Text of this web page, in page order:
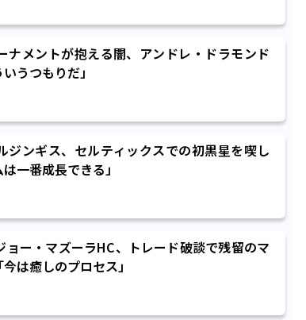
ナメントが抱える闇、アンドレ・ドラモンド
うつもりだ」
ジンギス、セルティックスでの初黒星を喫し
一番成長できる」
ョー・マズーラHC、トレード破談で残留のマ
は癒しのプロセス」